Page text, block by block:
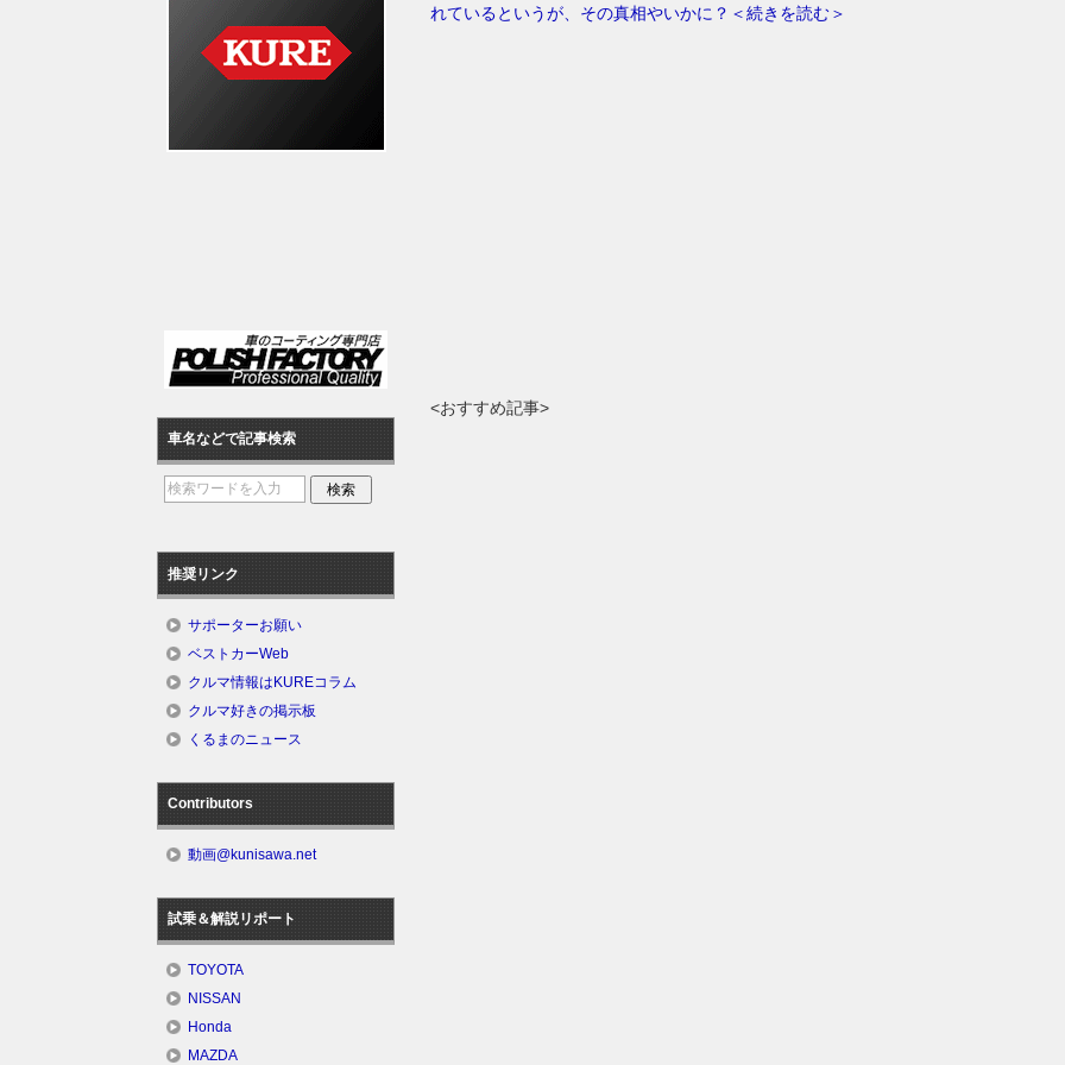
れているというが、その真相やいかに？＜続きを読む＞
<おすすめ記事>
車名などで記事検索
推奨リンク
サポーターお願い
ベストカーWeb
クルマ情報はKUREコラム
クルマ好きの掲示板
くるまのニュース
Contributors
動画@kunisawa.net
試乗＆解説リポート
TOYOTA
NISSAN
Honda
MAZDA